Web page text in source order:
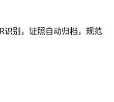
识别，证照自动归档，规范